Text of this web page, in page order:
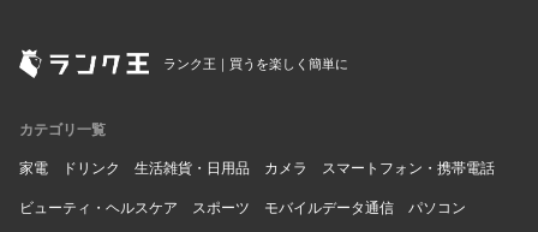
ランク王｜買うを楽しく簡単に
カテゴリ一覧
家電 ドリンク 生活雑貨・日用品 カメラ スマートフォン・携帯電話
ビューティ・ヘルスケア スポーツ モバイルデータ通信 パソコン